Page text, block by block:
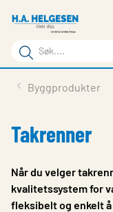
hovedinnhold
Søkeord
Søk
på
Vår kompetanse
Dokumentasjon
Bærekraft
Byggprodukter
Takrenner
Når du velger
kvalitetssystem for
fleksibelt og enkelt å